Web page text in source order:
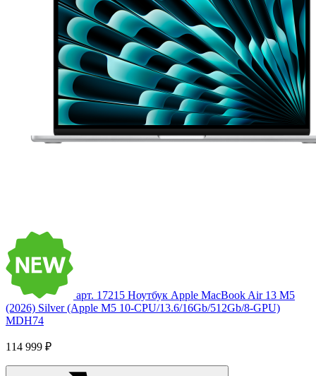
арт. 17215 Ноутбук Apple MacBook Air 13 M5
(2026) Silver (Apple M5 10-CPU/13.6/16Gb/512Gb/8-GPU)
MDH74
114 999 ₽